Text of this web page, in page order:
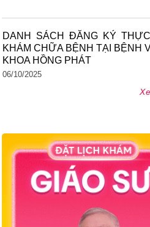
DANH SÁCH ĐĂNG KÝ
KHÁM CHỮA BỆNH TẠI BỆNH
KHOA HỒNG PHÁT
06/10/2025